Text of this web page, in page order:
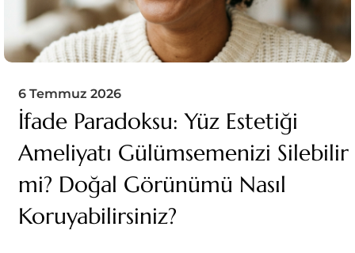
6 Temmuz 2026
İfade Paradoksu: Yüz Estetiği
Ameliyatı Gülümsemenizi Silebilir
mi? Doğal Görünümü Nasıl
Koruyabilirsiniz?